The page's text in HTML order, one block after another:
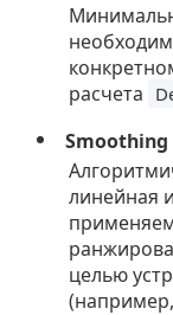
расчета
линейная
целью